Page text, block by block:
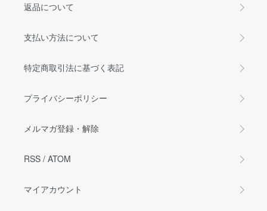
返品について
支払い方法について
特定商取引法に基づく表記
プライバシーポリシー
メルマガ登録・解除
RSS / ATOM
マイアカウント